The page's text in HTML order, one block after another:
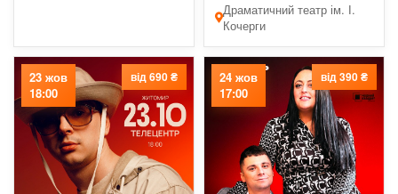
Драматичний театр ім. І.
Кочерги
23 жов
18:00
від 690 ₴
24 жов
17:00
від 390 ₴